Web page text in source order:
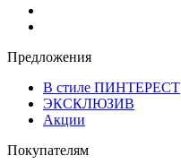
Предложения
В стиле ПИНТЕРЕСТ
ЭКСКЛЮЗИВ
Акции
Покупателям